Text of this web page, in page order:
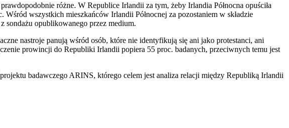
różne. W Republice Irlandii za tym, żeby Irlandia Północna opuściła
wszystkich mieszkańców Irlandii Północnej za pozostaniem w składzie
sondażu opublikowanego przez medium.
nastroje panują wśród osób, które nie identyfikują się ani jako protestanci, ani
prowincji do Republiki Irlandii popiera 55 proc. badanych, przeciwnych temu jest
badawczego ARINS, którego celem jest analiza relacji między Republiką Irlandii